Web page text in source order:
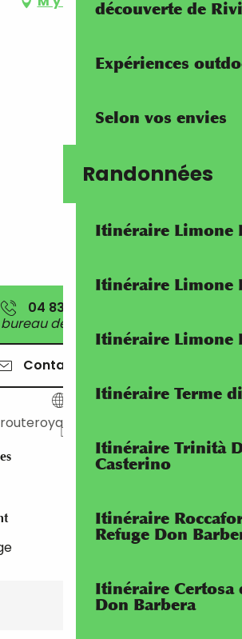
découverte de
Expériences
Selon vos envies
Randonnées
Itinéraire Limone
Itinéraire Limone
Itinéraire Limone
Itinéraire Terme
Itinéraire Trinità
Casterino
Itinéraire
Refuge Don
Itinéraire Certosa
Don Barbera
04 83 93 98
de tourisme de Breil
Contactez-nous